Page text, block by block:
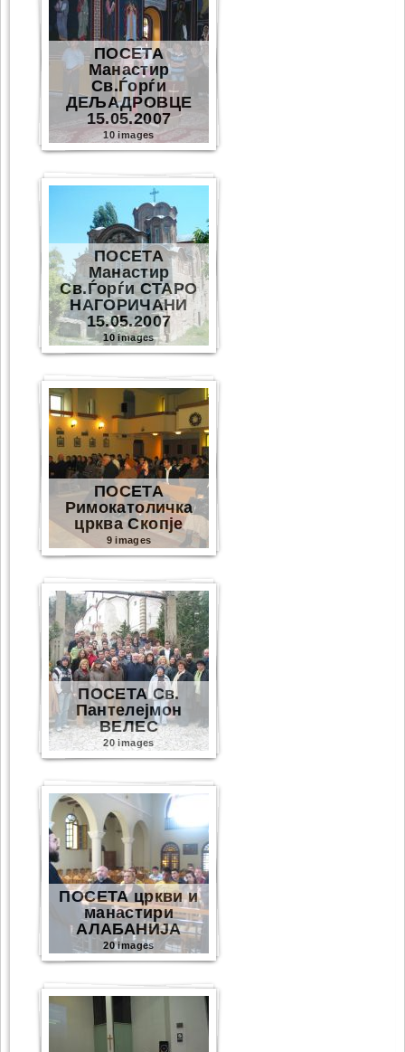
ПОСЕТА
Манастир
Св.Ѓорѓи
ДЕЉАДРОВЦЕ
15.05.2007
10 images
ПОСЕТА
Манастир
Св.Ѓорѓи СТАРО
НАГОРИЧАНИ
15.05.2007
10 images
ПОСЕТА
Римокатоличка
црква Скопје
9 images
ПОСЕТА Св.
Пантелејмон
ВЕЛЕС
20 images
ПОСЕТА цркви и
манастири
АЛАБАНИЈА
20 images